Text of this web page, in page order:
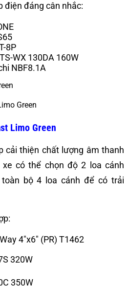
điện đáng cân nhắc:
8P
WX 130DA 160W
NBF8.1A
Green
Limo Green
cải thiện chất lượng âm thanh
có thể chọn độ 2 loa cánh
bộ 4 loa cánh để có trải
4″x6″ (PR) T1462
320W
350W